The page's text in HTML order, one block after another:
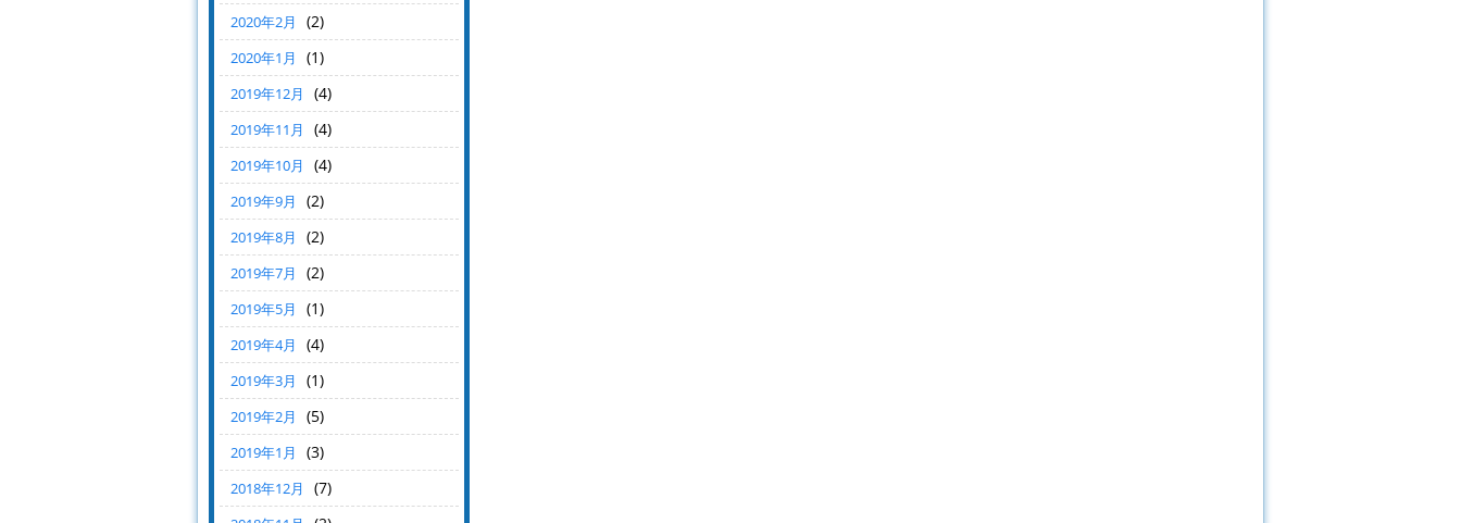
2020年2月 (2)
2020年1月 (1)
2019年12月 (4)
2019年11月 (4)
2019年10月 (4)
2019年9月 (2)
2019年8月 (2)
2019年7月 (2)
2019年5月 (1)
2019年4月 (4)
2019年3月 (1)
2019年2月 (5)
2019年1月 (3)
2018年12月 (7)